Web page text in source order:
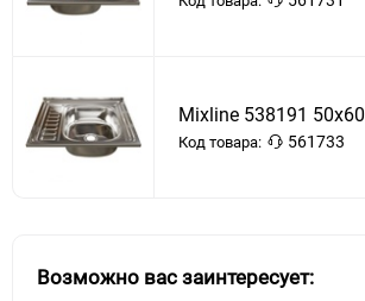
Mixline 538191 50х60
Код товара: 561733
Возможно вас заинтересует: